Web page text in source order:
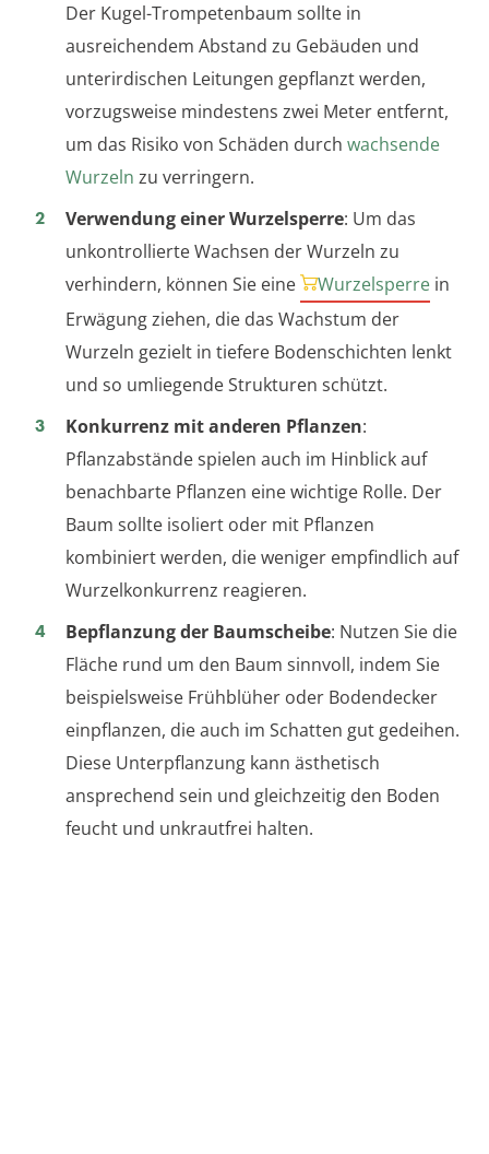
Der Kugel-Trompetenbaum sollte in
ausreichendem Abstand zu Gebäuden und
unterirdischen Leitungen gepflanzt werden,
vorzugsweise mindestens zwei Meter entfernt,
um das Risiko von Schäden durch wachsende
Wurzeln zu verringern.
Verwendung einer Wurzelsperre: Um das
unkontrollierte Wachsen der Wurzeln zu
verhindern, können Sie eine
Wurzelsperre in
Erwägung ziehen, die das Wachstum der
Wurzeln gezielt in tiefere Bodenschichten lenkt
und so umliegende Strukturen schützt.
Konkurrenz mit anderen Pflanzen:
Pflanzabstände spielen auch im Hinblick auf
benachbarte Pflanzen eine wichtige Rolle. Der
Baum sollte isoliert oder mit Pflanzen
kombiniert werden, die weniger empfindlich auf
Wurzelkonkurrenz reagieren.
Bepflanzung der Baumscheibe: Nutzen Sie die
Fläche rund um den Baum sinnvoll, indem Sie
beispielsweise Frühblüher oder Bodendecker
einpflanzen, die auch im Schatten gut gedeihen.
Diese Unterpflanzung kann ästhetisch
ansprechend sein und gleichzeitig den Boden
feucht und unkrautfrei halten.